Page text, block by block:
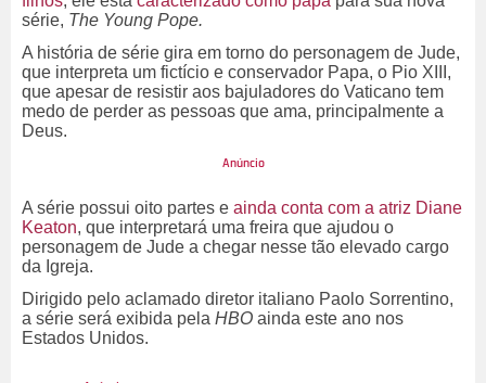
série, The Young Pope.
A história de série gira em torno do personagem de Jude,
que interpreta um fictício e conservador Papa, o Pio XIII,
que apesar de resistir aos bajuladores do Vaticano tem
medo de perder as pessoas que ama, principalmente a
Deus.
A série possui oito partes e ainda conta com a atriz Diane
Keaton, que interpretará uma freira que ajudou o
personagem de Jude a chegar nesse tão elevado cargo
da Igreja.
Dirigido pelo aclamado diretor italiano Paolo Sorrentino,
a série será exibida pela HBO ainda este ano nos
Estados Unidos.